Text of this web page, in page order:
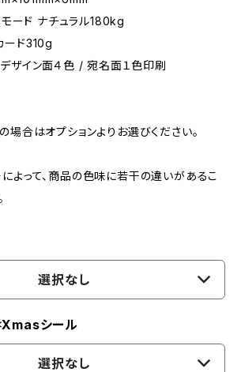
ード ナチュラル180kg
ド310g
ザイン面４色 / 宛名面１色印刷
場合はオプションよりお選びください。
よって、商品の色味に若干の違いがあるこ
選択なし
Xmasシール
選択なし